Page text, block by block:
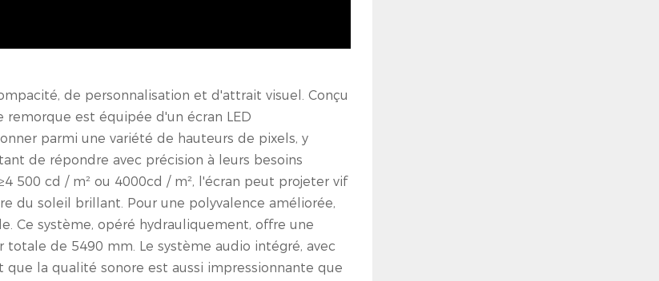
de personnalisation et d'attrait visuel. Conçu
est équipée d'un écran LED
parmi une variété de hauteurs de pixels, y
de répondre avec précision à leurs besoins
500 cd / m² ou 4000cd / m², l'écran peut projeter vif
du soleil brillant. Pour une polyvalence améliorée,
Ce système, opéré hydrauliquement, offre une
de 5490 mm. Le système audio intégré, avec
la qualité sonore est aussi impressionnante que